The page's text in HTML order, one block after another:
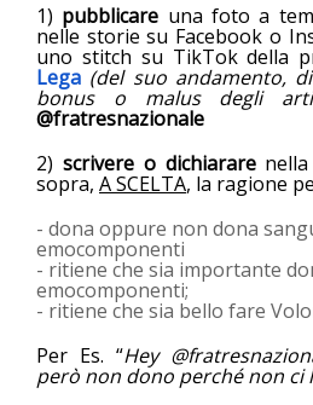
1) pubblicare una foto a
nelle storie su Facebook o
uno stitch su TikTok della
Lega (del suo andamento,
bonus o malus degli
@fratresnazionale
2) scrivere o dichiararenella
sopra, A SCELTA, la ragione
- dona oppure non dona
emocomponenti
- ritiene che sia importante
emocomponenti;
- ritiene che sia bello fare
Per Es. “Hey
però non dono perché non ci